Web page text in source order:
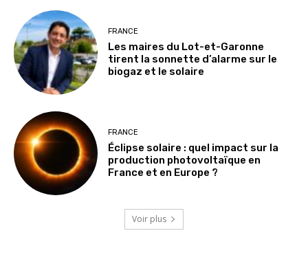
FRANCE
Les maires du Lot-et-Garonne
tirent la sonnette d’alarme sur le
biogaz et le solaire
FRANCE
Éclipse solaire : quel impact sur la
production photovoltaïque en
France et en Europe ?
Voir plus